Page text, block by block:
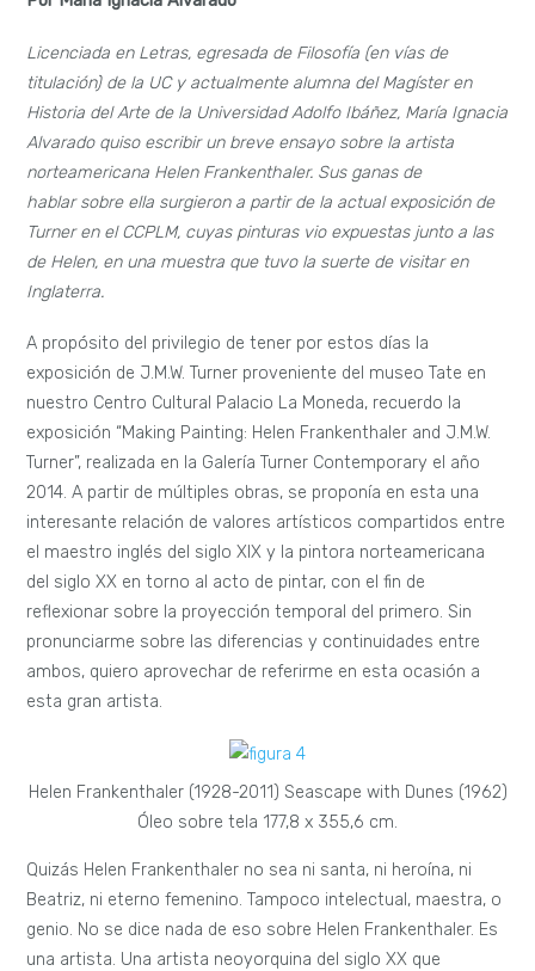
Licenciada en Letras, egresada de Filosofía (en vías de
titulación) de la UC y actualmente alumna del Magíster en
Historia del Arte de la Universidad Adolfo Ibáñez, María Ignacia
Alvarado quiso escribir un breve ensayo sobre la artista
norteamericana Helen Frankenthaler. Sus ganas de
hablar sobre ella surgieron a partir de la actual exposición de
Turner en el CCPLM, cuyas pinturas vio expuestas junto a las
de Helen, en una muestra que tuvo la suerte de visitar en
Inglaterra.
A propósito del privilegio de tener por estos días la
exposición de J.M.W. Turner proveniente del museo Tate en
nuestro Centro Cultural Palacio La Moneda, recuerdo la
exposición “Making Painting: Helen Frankenthaler and J.M.W.
Turner”, realizada en la Galería Turner Contemporary el año
2014. A partir de múltiples obras, se proponía en esta una
interesante relación de valores artísticos compartidos entre
el maestro inglés del siglo XIX y la pintora norteamericana
del siglo XX en torno al acto de pintar, con el fin de
reflexionar sobre la proyección temporal del primero. Sin
pronunciarme sobre las diferencias y continuidades entre
ambos, quiero aprovechar de referirme en esta ocasión a
esta gran artista.
Helen Frankenthaler (1928-2011) Seascape with Dunes (1962)
Óleo sobre tela 177,8 x 355,6 cm.
Quizás Helen Frankenthaler no sea ni santa, ni heroína, ni
Beatriz, ni eterno femenino. Tampoco intelectual, maestra, o
genio. No se dice nada de eso sobre Helen Frankenthaler. Es
una artista. Una artista neoyorquina del siglo XX que